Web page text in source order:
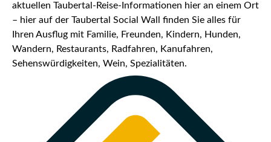
aktuellen Taubertal-Reise-Informationen hier an einem Ort
– hier auf der Taubertal Social Wall finden Sie alles für
Ihren Ausflug mit Familie, Freunden, Kindern, Hunden,
Wandern, Restaurants, Radfahren, Kanufahren,
Sehenswürdigkeiten, Wein, Spezialitäten.